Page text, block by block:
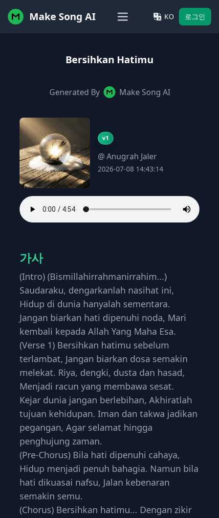
Make Song AI KO 로그인
Bersihkan Hatimu
Generated By Make Song AI
v1
@ Anugrah Jaler
2026-07-08 14:43:14
가사
(Intro) (Bismillahirrahmanirrahim...)
Saudaraku, dengarkanlah nasihat ini,
Hidup di dunia hanyalah sementara.
Jangan biarkan hati dipenuhi noda, Mari
kembali kepada Allah Yang Maha Esa.
(Verse 1) Bersihkan hatimu sebelum
terlambat, Jangan biarkan dosa semakin
melekat. Riya, dengki, dusta dan hasad,
Menjadi racun yang membawa sesat.
Kejar dunia jangan berlebihan, Akhiratlah
tujuan kehidupan. Iman dan takwa jadikan
pegangan, Agar selamat hingga
penghujung zaman.
(Pre-Chorus) Bila hati dipenuhi cahaya,
Hidup menjadi penuh bahagia. Namun bila
hati dikuasai nafsu, Jalan kebenaran
semakin semu.
(Chorus) Bersihkan hatimu... Dengan zikir